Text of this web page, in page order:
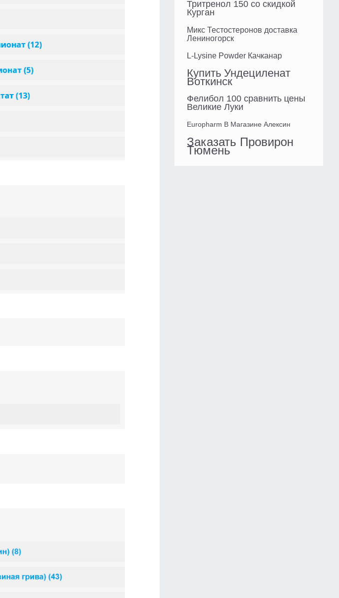
Тритренол 150 со скидкой
Курган
Микс Тестостеронов доставка
Лениногорск
L-Lysine Powder Качканар
Купить Ундециленат
Воткинск
Фелибол 100 сравнить цены
Великие Луки
Europharm В Магазине Алексин
Заказать Провирон
Тюмень